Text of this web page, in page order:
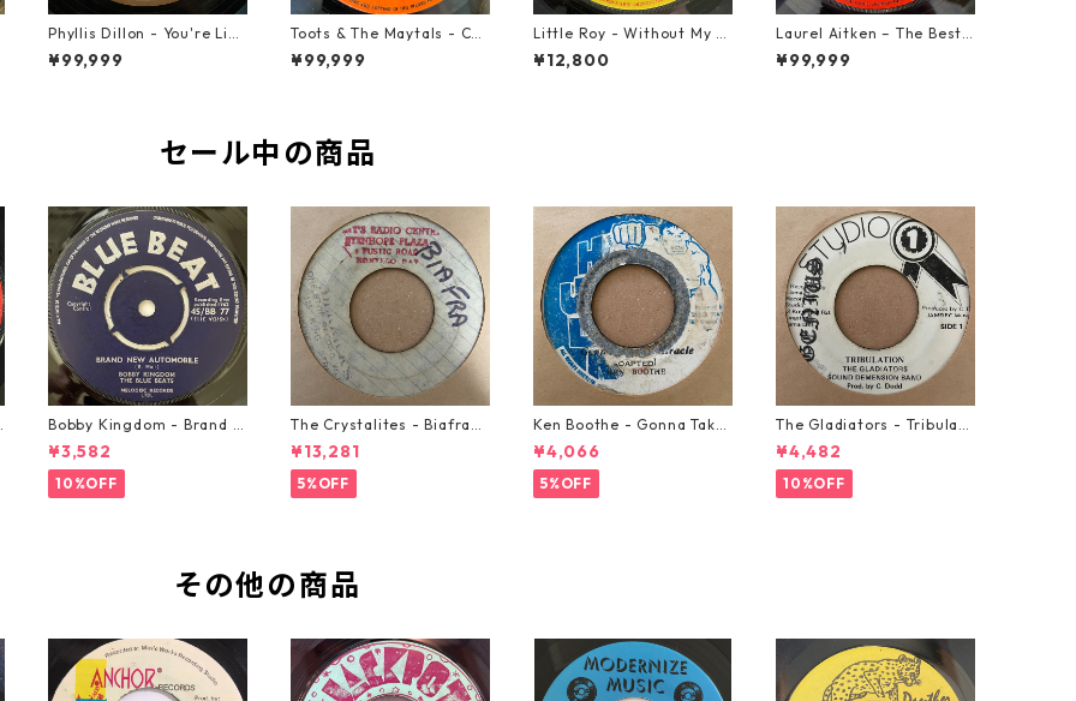
Phyllis Dillon - You're Like
Heaven To Me【7-21913】
¥99,999
Toots & The Maytals - Cou
ntry Road【7-21951】
¥99,999
Little Roy - Without My L
ove【7-21990】
¥12,800
Laurel Aitken ‎– The Best I
Can【7-22012】
¥99,999
セール中の商品
Bobby Kingdom - Brand N
ew Automobile【7-2088
9】
¥3,582
10%OFF
The Crystalites - Biafra
【7-21293】
¥13,281
5%OFF
Ken Boothe - Gonna Take
A Miracle【7-21362】
¥4,066
5%OFF
The Gladiators - Tribulati
on【7-21365】
¥4,482
10%OFF
その他の商品